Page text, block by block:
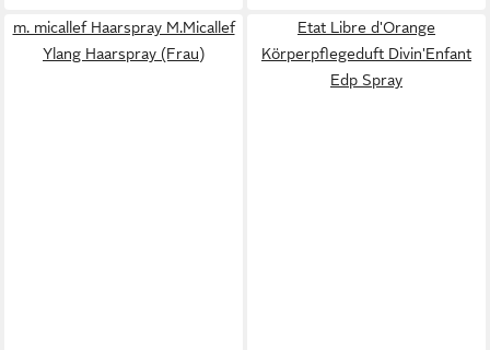
m. micallef Haarspray M.Micallef
Ylang Haarspray (Frau)
Etat Libre d'Orange
Körperpflegeduft Divin'Enfant
Edp Spray